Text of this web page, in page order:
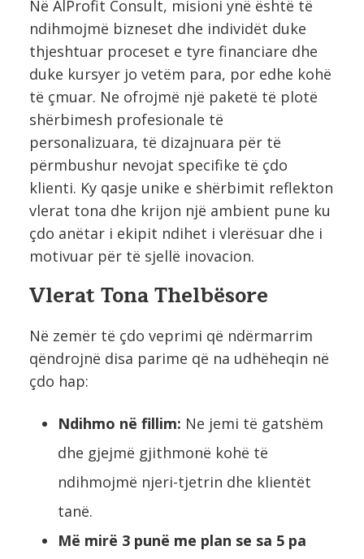
Në AlProfit Consult, misioni ynë është të
ndihmojmë bizneset dhe individët duke
thjeshtuar proceset e tyre financiare dhe
duke kursyer jo vetëm para, por edhe kohë
të çmuar. Ne ofrojmë një paketë të plotë
shërbimesh profesionale të
personalizuara, të dizajnuara për të
përmbushur nevojat specifike të çdo
klienti. Ky qasje unike e shërbimit reflekton
vlerat tona dhe krijon një ambient pune ku
çdo anëtar i ekipit ndihet i vlerësuar dhe i
motivuar për të sjellë inovacion.
Vlerat Tona Thelbësore
Në zemër të çdo veprimi që ndërmarrim
qëndrojnë disa parime që na udhëheqin në
çdo hap:
Ndihmo në fillim: Ne jemi të gatshëm
dhe gjejmë gjithmonë kohë të
ndihmojmë njeri-tjetrin dhe klientët
tanë.
Më mirë 3 punë me plan se sa 5 pa